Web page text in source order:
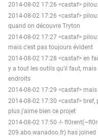
2014-08-02 17:26 <castaf>
2014-08-02 17:26 <castaf>
quand on découvre Tryton
2014-08-02 17:27 <castaf>
mais c'est pas toujours évident
2014-08-02 17:28 <castaf> en
y a tout les outils qu'il faut,
endroits
2014-08-02 17:29 <castaf>
2014-08-02 17:30 <castaf>
plus j'aime bien ce projet
2014-08-02 17:50 -!-
209.abo.wanadoo.fr) has joined